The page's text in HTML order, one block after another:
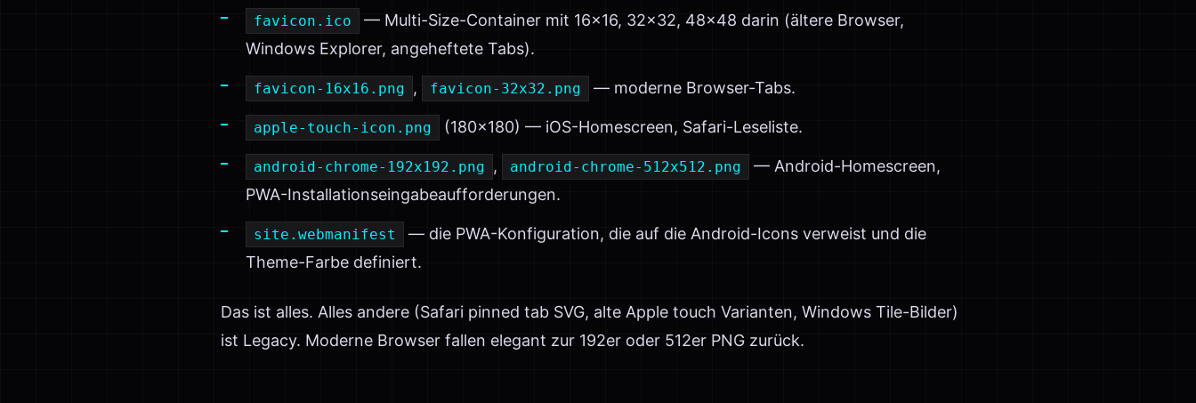
favicon.ico
— Multi-Size-Container mit 16×16, 32×32, 48×48 darin (ältere Browser,
Windows Explorer, angeheftete Tabs).
favicon-16x16.png , favicon-32x32.png — moderne Browser-Tabs.
apple-touch-icon.png (180×180) — iOS-Homescreen, Safari-Leseliste.
android-chrome-192x192.png , android-chrome-512x512.png
— Android-Homescreen,
PWA-Installationseingabeaufforderungen.
site.webmanifest
— die PWA-Konfiguration, die auf die Android-Icons verweist und die
Theme-Farbe definiert.
Das ist alles. Alles andere (Safari pinned tab SVG, alte Apple touch Varianten, Windows Tile-Bilder)
ist Legacy. Moderne Browser fallen elegant zur 192er oder 512er PNG zurück.